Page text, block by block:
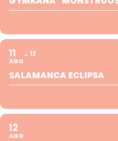
11
AGO
12
SALAMANCA ECLIPSA
12
AGO